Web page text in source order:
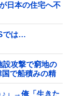
日本の住宅へ不
では…
設攻撃で窮地の
で船積みの精
♪」→俺「生きた